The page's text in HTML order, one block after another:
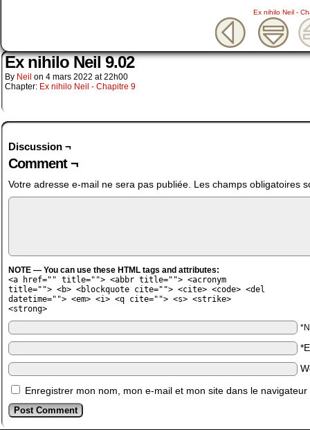
Ex nihilo Neil -
Ex nihilo Neil 9.02
By Neil on 4 mars 2022 at22h00
Chapter: Ex nihilo Neil - Chapitre 9
Discussion ¬
Comment ¬
Votre adresse e-mail ne sera pas publiée. Les champs obligatoires
NOTE — You can use these HTML tags and attributes:
<a href="" title=""> <abbr title=""> <acronym
title=""> <b> <blockquote cite=""> <cite> <code> <del
datetime=""> <em> <i> <q cite=""> <s> <strike>
<strong>
Enregistrer mon nom, mon e-mail et mon site dans le